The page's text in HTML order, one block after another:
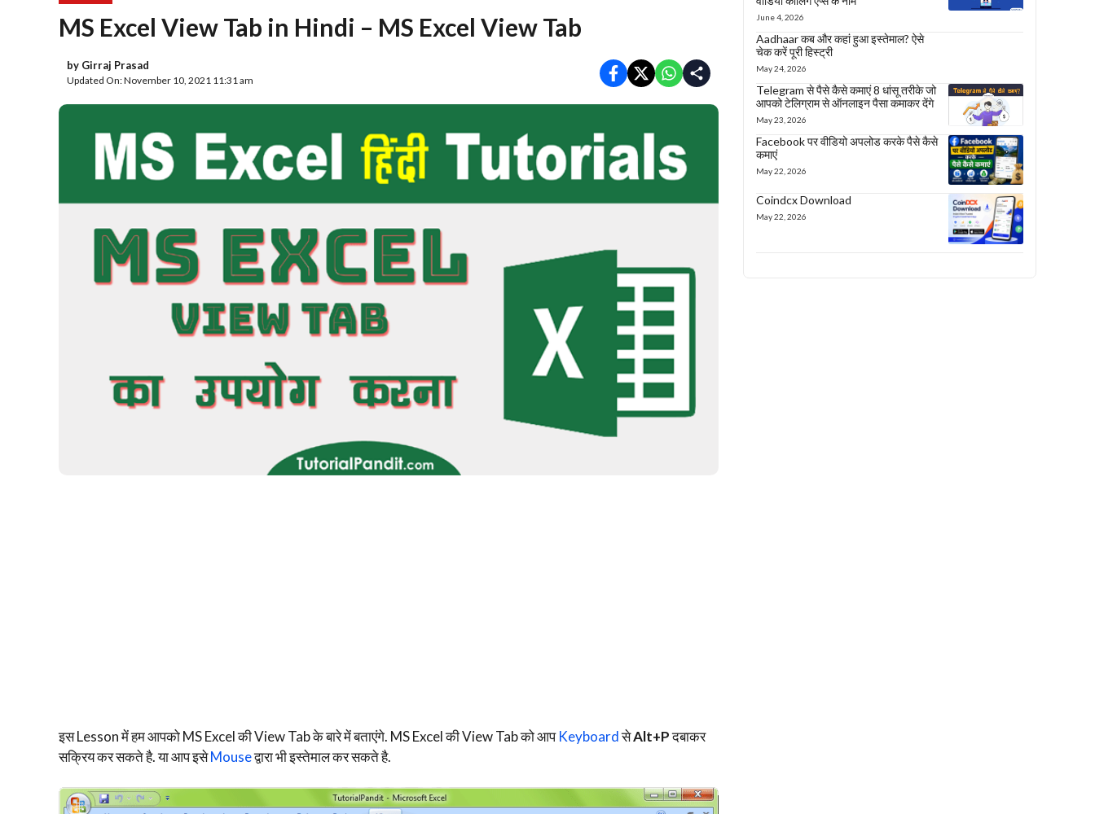
MS Excel View Tab in Hindi – MS Excel View Tab
by Girraj Prasad
Updated On: November 10, 2021 11:31 am
इस Lesson में हम आपको MS Excel की View Tab के बारे में बताएंगे. MS Excel की View Tab को आपKeyboardसेAlt+Pदबाकर
सक्रिय कर सकते है. या आप इसेMouseद्वारा भी इस्तेमाल कर सकते है.
June 4, 2026
Aadhaar कब और कहां हुआ इस्तेमाल? ऐसे
चेक करें पूरी हिस्ट्री
May 24, 2026
Telegram से पैसे कैसे कमाएं 8 धांसू तरीके जो
आपको टेलिग्राम से ऑनलाइन पैसा कमाकर देंगे
May 23, 2026
Facebook पर वीडियो अपलोड करके पैसे कैसे
कमाएं
May 22, 2026
Coindcx Download
May 22, 2026